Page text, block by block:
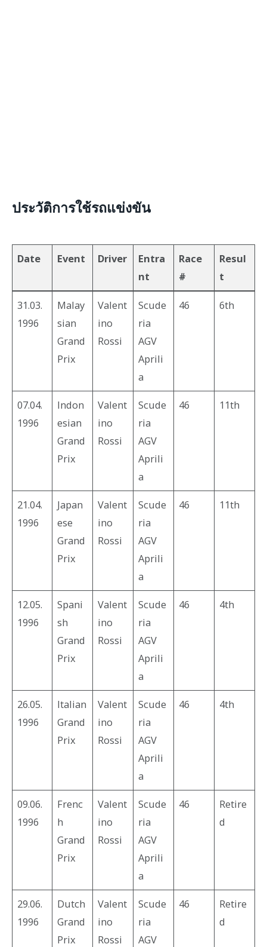
ประวัติการใช้รถแข่งขัน
Date Event Driver
Entra
nt
Race
#
Resul
t
31.03.
1996
Malay
sian
Grand
Prix
Valent
ino
Rossi
Scude
ria
AGV
Aprili
a
46 6th
07.04.
1996
Indon
esian
Grand
Prix
Valent
ino
Rossi
Scude
ria
AGV
Aprili
a
46 11th
21.04.
1996
Japan
ese
Grand
Prix
Valent
ino
Rossi
Scude
ria
AGV
Aprili
a
46 11th
12.05.
1996
Spani
sh
Grand
Prix
Valent
ino
Rossi
Scude
ria
AGV
Aprili
a
46 4th
26.05.
1996
Italian
Grand
Prix
Valent
ino
Rossi
Scude
ria
AGV
Aprili
a
46 4th
09.06.
1996
Frenc
h
Grand
Prix
Valent
ino
Rossi
Scude
ria
AGV
Aprili
a
46
Retire
d
29.06.
1996
Dutch
Grand
Prix
Valent
ino
Rossi
Scude
ria
AGV
46
Retire
d